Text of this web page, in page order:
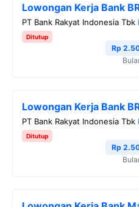
Lowongan Kerja Bank
PT Bank Rakyat Indonesia Tbk
Ditutup
Rp
Lowongan Kerja Bank
PT Bank Rakyat Indonesia Tbk
Ditutup
Rp